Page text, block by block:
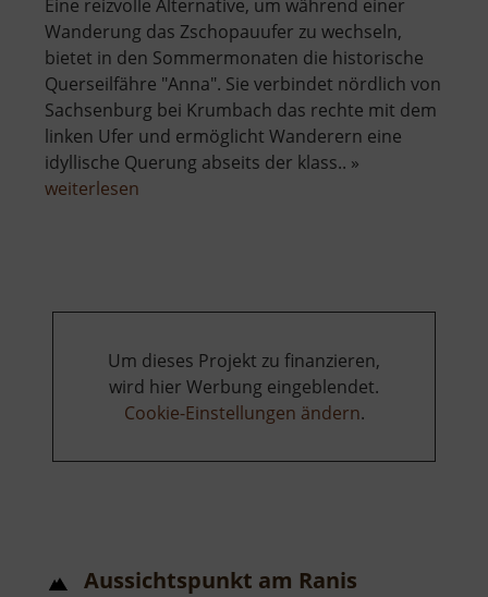
Eine reizvolle Alternative, um während einer
Wanderung das Zschopauufer zu wechseln,
bietet in den Sommermonaten die historische
Querseilfähre "Anna". Sie verbindet nördlich von
Sachsenburg bei Krumbach das rechte mit dem
linken Ufer und ermöglicht Wanderern eine
idyllische Querung abseits der klass.. »
weiterlesen
Um dieses Projekt zu finanzieren,
wird hier Werbung eingeblendet.
Cookie-Einstellungen ändern.
Aussichtspunkt am Ranis